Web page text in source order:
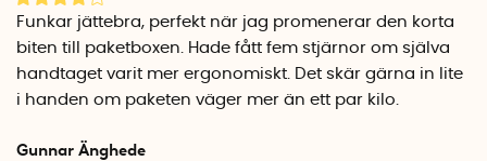
Funkar jättebra, perfekt när jag promenerar den korta
biten till paketboxen. Hade fått fem stjärnor om själva
handtaget varit mer ergonomiskt. Det skär gärna in lite
i handen om paketen väger mer än ett par kilo.
Gunnar Änghede